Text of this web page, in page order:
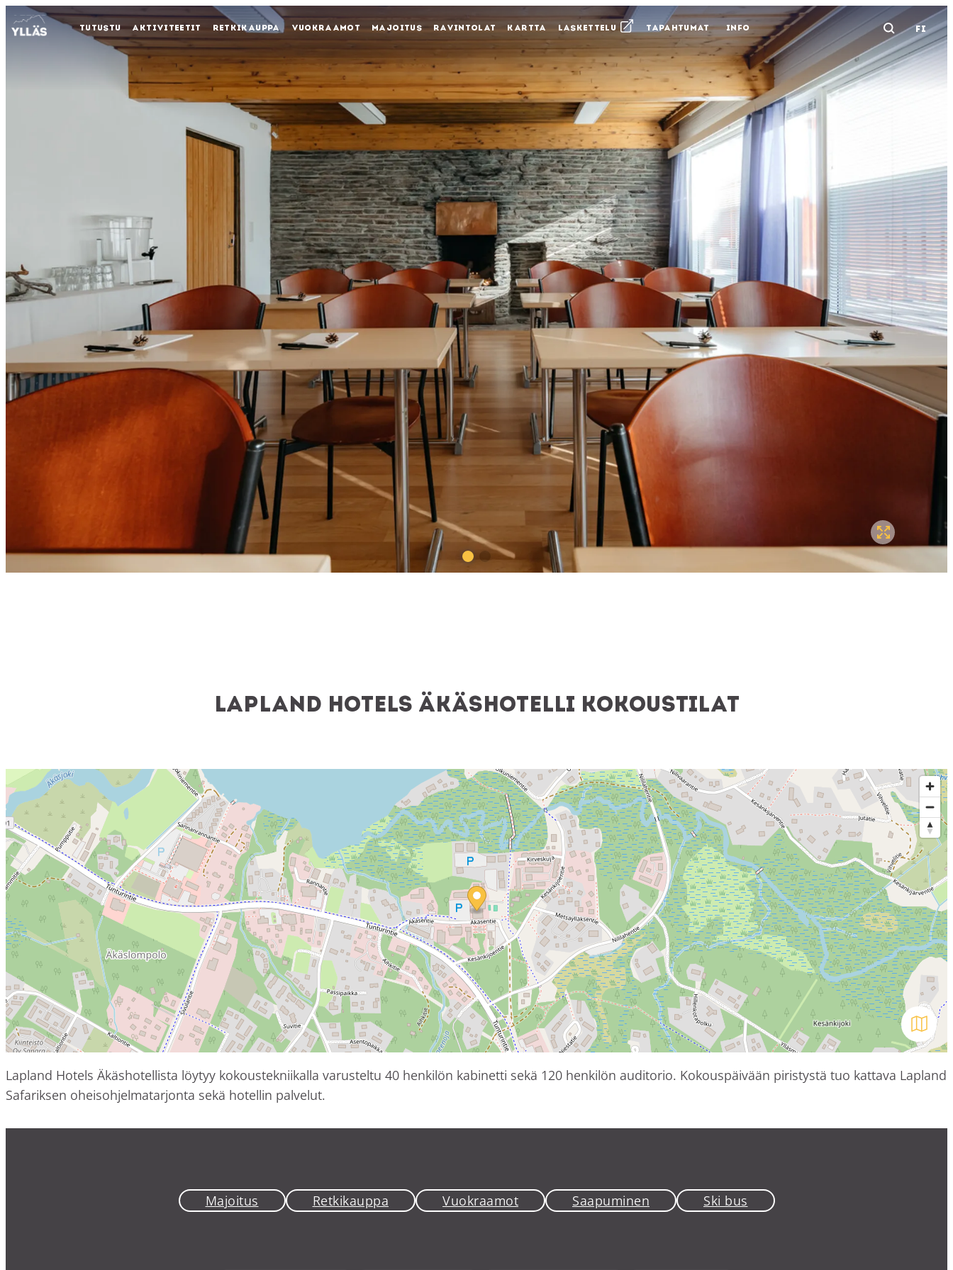
TUTUSTU AKTIVITEETIT RETKIKAUPPA VUOKRAAMOT MAJOITUS RAVINTOLAT KARTTA LASKETTELU TAPAHTUMAT INFO Avaa
FI
Lapland Hotels Äkäshotelli kokoustilat
Avaa
Lapland Hotels Äkäshotellista löytyy kokoustekniikalla varusteltu 40 henkilön kabinetti sekä 120 henkilön auditorio. Kokouspäivään piristystä tuo kattava Lapland
Safariksen oheisohjelmatarjonta sekä hotellin palvelut.
Majoitus Retkikauppa Vuokraamot Saapuminen Ski bus